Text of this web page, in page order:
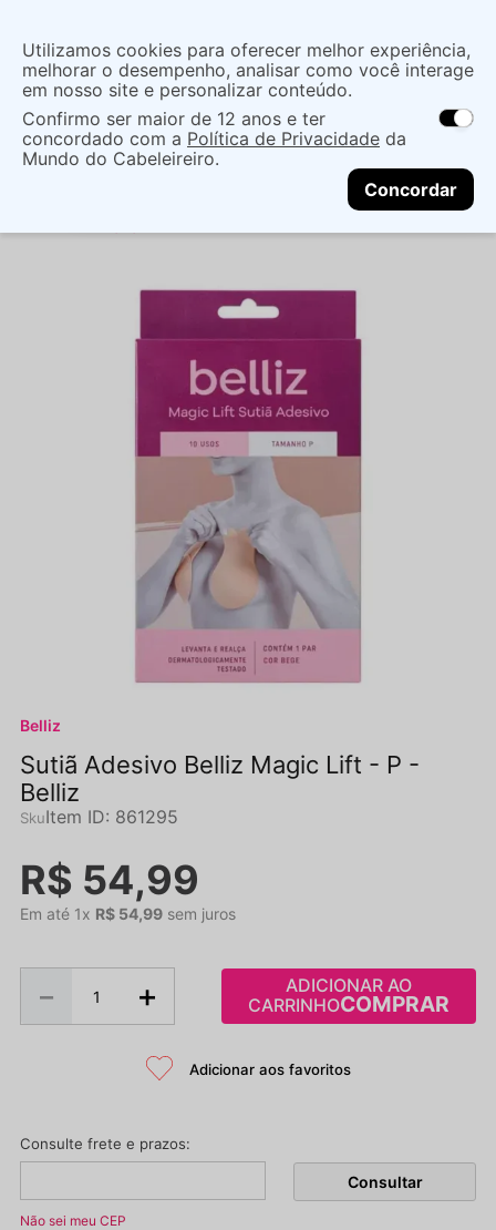
localização
As ofertas e opções de entrega variam de
acordo com a região.Não sei meu CEP
CONTINUAR
O que você procura?
Cuidados com o Corpo
SUTIÃ ADESIVO
Belliz
Sutiã Adesivo Belliz Magic Lift - P -
Belliz
Item ID: 861295
R$ 54,99
Em até 1x R$ 54,99 sem juros
＋
－
ADICIONAR AO
CARRINHO
Não sei meu CEP
Utilizamos cookies para oferecer melhor experiência,
melhorar o desempenho, analisar como você interage
em nosso site e personalizar conteúdo.
Confirmo ser maior de 12 anos e ter
concordado com a Política de Privacidade da
Mundo do Cabeleireiro.
Concordar